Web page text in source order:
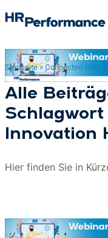
Startseite» Connected Work
Alle
Schlagwort
Innovation
Hier finden Sie in